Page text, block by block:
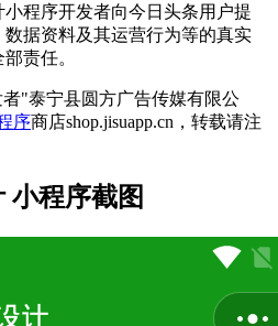
程序开发者向今日头条用户提
据资料及其运营行为等的真实
责任。
"泰宁县圆方广告传媒有限公
序商店shop.jisuapp.cn，转载请注
小程序截图